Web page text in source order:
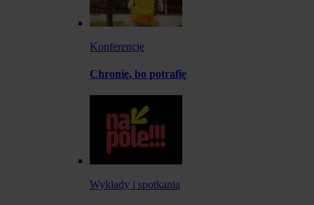
Konferencje
Chronię, bo potrafię
Wykłady i spotkania